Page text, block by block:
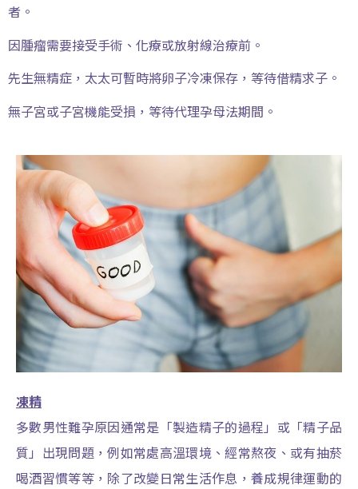
者。
因腫瘤需要接受手術、化療或放射線治療前。
先生無精症，太太可暫時將卵子冷凍保存，等待借精求子。
無子宮或子宮機能受損，等待代理孕母法期間。
凍精
多數男性難孕原因通常是「製造精子的過程」或「精子品
質」出現問題，例如常處高溫環境、經常熬夜、或有抽菸
喝酒習慣等等，除了改變日常生活作息，養成規律運動的